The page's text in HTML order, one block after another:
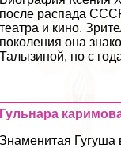
после распада
театра и кино.
поколения она
Талызиной, но с
Гульнара
Знаменитая Гугуша